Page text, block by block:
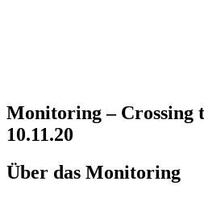
Monitoring – Crossing
10.11.20
Über das Monitoring